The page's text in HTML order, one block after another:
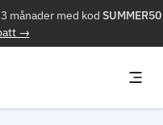
månader med kod SUMMER50
→